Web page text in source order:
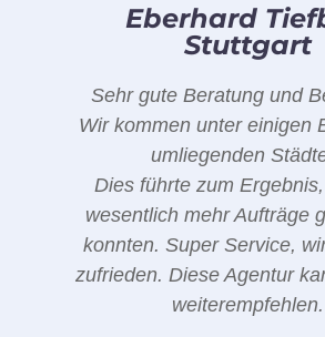
Eberhard
Stuttgart
Sehr gute Beratung und
Wir kommen unter einigen
umliegenden
Dies führte zum
wesentlich mehr Aufträge
konnten. Super Service,
zufrieden. Diese Agentur
weiterempfehlen.